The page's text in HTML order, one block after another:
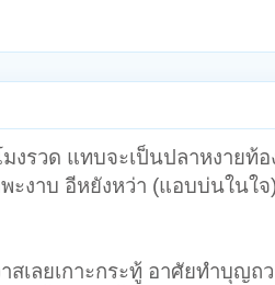
รวด แทบจะเป็นปลาหงายท้อ
งาบ อีหยังหว่า (แอบบ่นในใจ
เลยเกาะกระทู้ อาศัยทำบุญถ